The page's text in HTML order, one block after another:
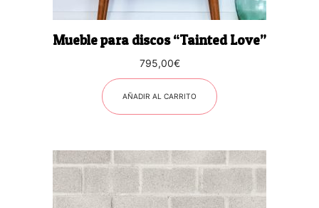
Mueble para discos “Tainted Love”
795,00€
AÑADIR AL CARRITO